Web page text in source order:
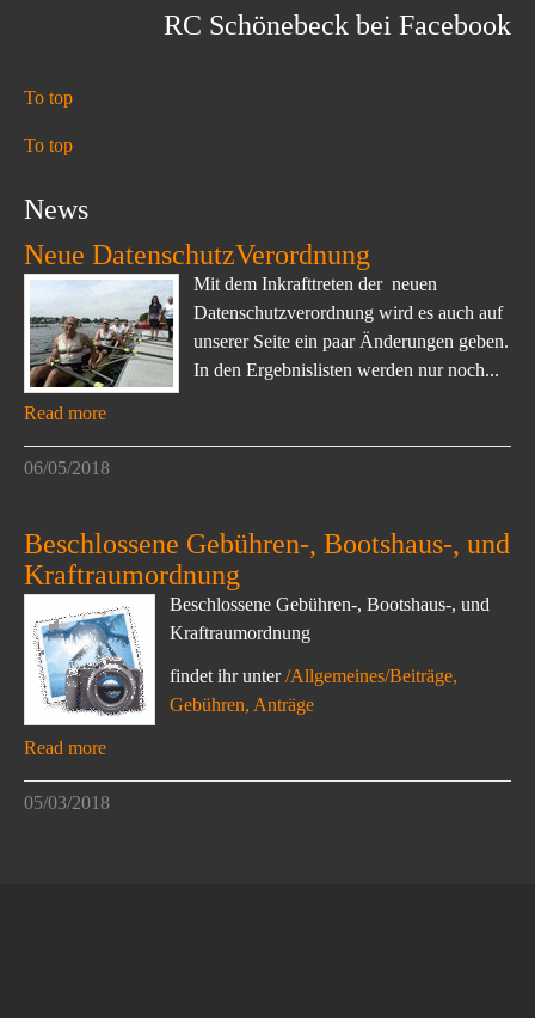
RC Schönebeck bei Facebook
To top
To top
News
Neue DatenschutzVerordnung
Mit dem Inkrafttreten der neuen
Datenschutzverordnung wird es auch auf
unserer Seite ein paar Änderungen geben.
In den Ergebnislisten werden nur noch...
Read more
06/05/2018
Beschlossene Gebühren-, Bootshaus-, und
Kraftraumordnung
Beschlossene Gebühren-, Bootshaus-, und
Kraftraumordnung
findet ihr unter/Allgemeines/Beiträge,
Gebühren, Anträge
Read more
05/03/2018